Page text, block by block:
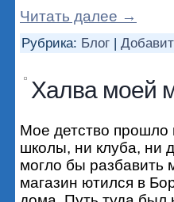
Читать далее →
Рубрика: Блог |
Халва моей
Мое детство прошло
школы, ни клуба, ни
могло бы разбавить
магазин ютился в